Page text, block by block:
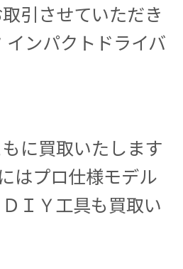
引させていただき
インパクトドライバ
に買取いたします
はプロ仕様モデル
ＩＹ工具も買取い